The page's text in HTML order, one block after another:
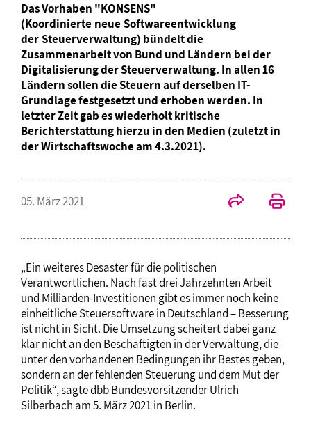
Das Vorhaben "KONSENS"
(Koordinierte neue Softwareentwicklung
der Steuerverwaltung) bündelt die
Zusammenarbeit von Bund und Ländern bei der
Digitalisierung der Steuerverwaltung. In allen 16
Ländern sollen die Steuern auf derselben IT-
Grundlage festgesetzt und erhoben werden. In
letzter Zeit gab es wiederholt kritische
Berichterstattung hierzu in den Medien (zuletzt in
der Wirtschaftswoche am 4.3.2021).
05. März 2021
„Ein weiteres Desaster für die politischen
Verantwortlichen. Nach fast drei Jahrzehnten Arbeit
und Milliarden-Investitionen gibt es immer noch keine
einheitliche Steuersoftware in Deutschland – Besserung
ist nicht in Sicht. Die Umsetzung scheitert dabei ganz
klar nicht an den Beschäftigten in der Verwaltung, die
unter den vorhandenen Bedingungen ihr Bestes geben,
sondern an der fehlenden Steuerung und dem Mut der
Politik“, sagte dbb Bundesvorsitzender Ulrich
Silberbach am 5. März 2021 in Berlin.